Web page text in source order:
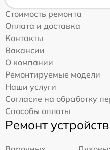
Стоимость ремонта
Оплата и доставка
Контакты
Вакансии
О компании
Ремонтируемые модели
Наши услуги
Согласие на обработку
Способы оплаты
Ремонт устройств